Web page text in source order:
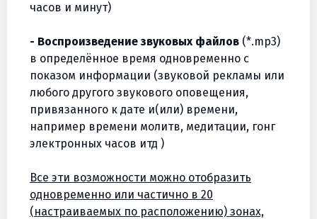
часов и минут)
- Воспроизведение звуковых файлов (*.mp3)
в определённое время одновременно с
показом информации (звуковой рекламы или
любого другого звукового оповещения,
привязанного к дате и(или) времени,
например времени молитв, медитации, гонг
электронных часов итд )
Все эти возможности можно отобразить
одновременно или частично в 20
(настраиваемых по расположению) зонах,